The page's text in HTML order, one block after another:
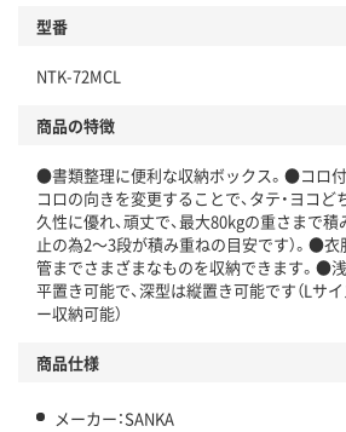
型番
NTK-72MCL
商品の特徴
●書類整理に便利な収納ボックス。●コロ付
コロの向きを変更することで、タテ・ヨコ
久性に優れ、頑丈で、最大80kgの重さまで積
止の為2～3段が積み重ねの目安です）。●
管までさまざまなものを収納できます。●
平置き可能で、深型は縦置き可能です（Lサ
ー収納可能）
商品仕様
メーカー：SANKA